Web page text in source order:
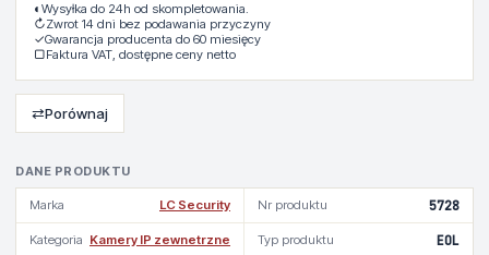
DANE PRODUKTU
Marka LC Security Nr produktu 5728
Kategoria Kamery IP zewnetrzne Typ produktu EOL
◐ Wysyłka do 24h od skompletowania.
↻Zwrot 14 dni bez podawania przyczyny
✓Gwarancja producenta do 60 miesięcy
▢Faktura VAT, dostępne ceny netto
⇄Porównaj